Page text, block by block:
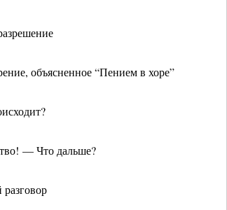
объясненное “Пением в хоре”
— Что дальше?